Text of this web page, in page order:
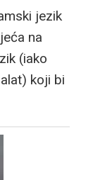
jezik
na
(iako
koji bi